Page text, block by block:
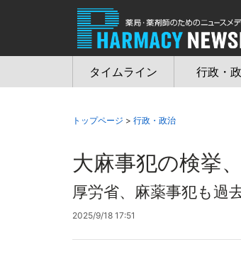
タイムライン 行政・
トップページ > 行政・政治
大麻事犯の検挙
厚労省、麻薬事犯も過
2025/9/18 17:51